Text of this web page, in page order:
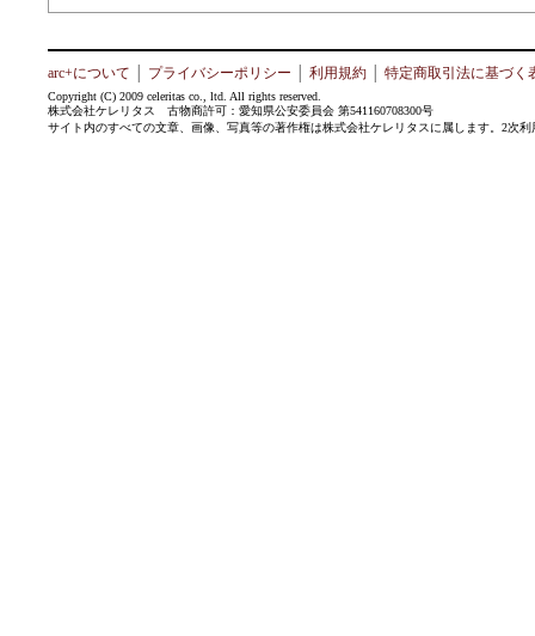
arc+について プライバシーポリシー 利用規約 特定商取引法に基づく
Copyright (C) 2009 celeritas co., ltd. All rights reserved.
株式会社ケレリタス 古物商許可：愛知県公安委員会 第541160708300号
サイト内のすべての文章、画像、写真等の著作権は株式会社ケレリタスに属します。2次